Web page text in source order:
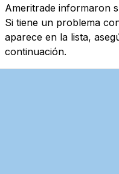
Ameritrade informaron
Si tiene un problema
aparece en la lista,
continuación.